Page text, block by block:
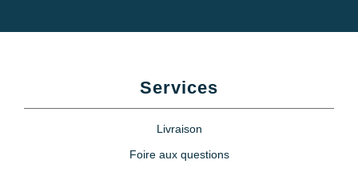
Services
Livraison
Foire aux questions